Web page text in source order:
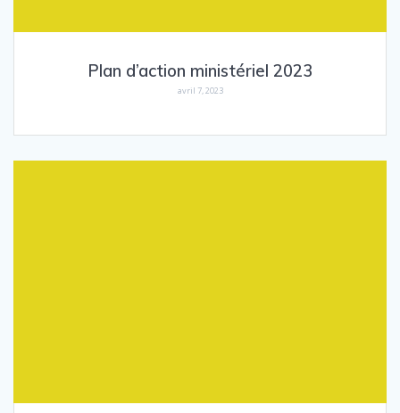
Plan d’action ministériel 2023
avril 7, 2023